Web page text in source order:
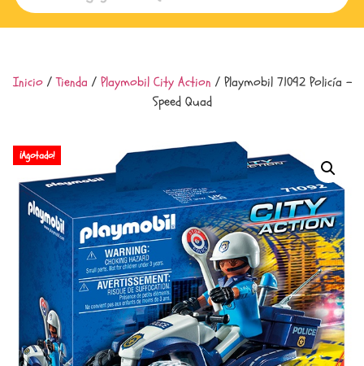
Inicio/Tienda / Playmobil City Action / Playmobil 71092 Policía –
Speed Quad
¡Agotado!